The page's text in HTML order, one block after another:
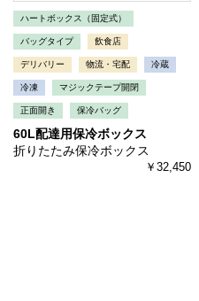
ハートボックス（固定式）
バッグタイプ 飲食店
デリバリー 物流・宅配 冷蔵
冷凍 マジックテープ開閉
正面開き 保冷バッグ
60L配達用保冷ボックス
折りたたみ保冷ボックス
￥32,450